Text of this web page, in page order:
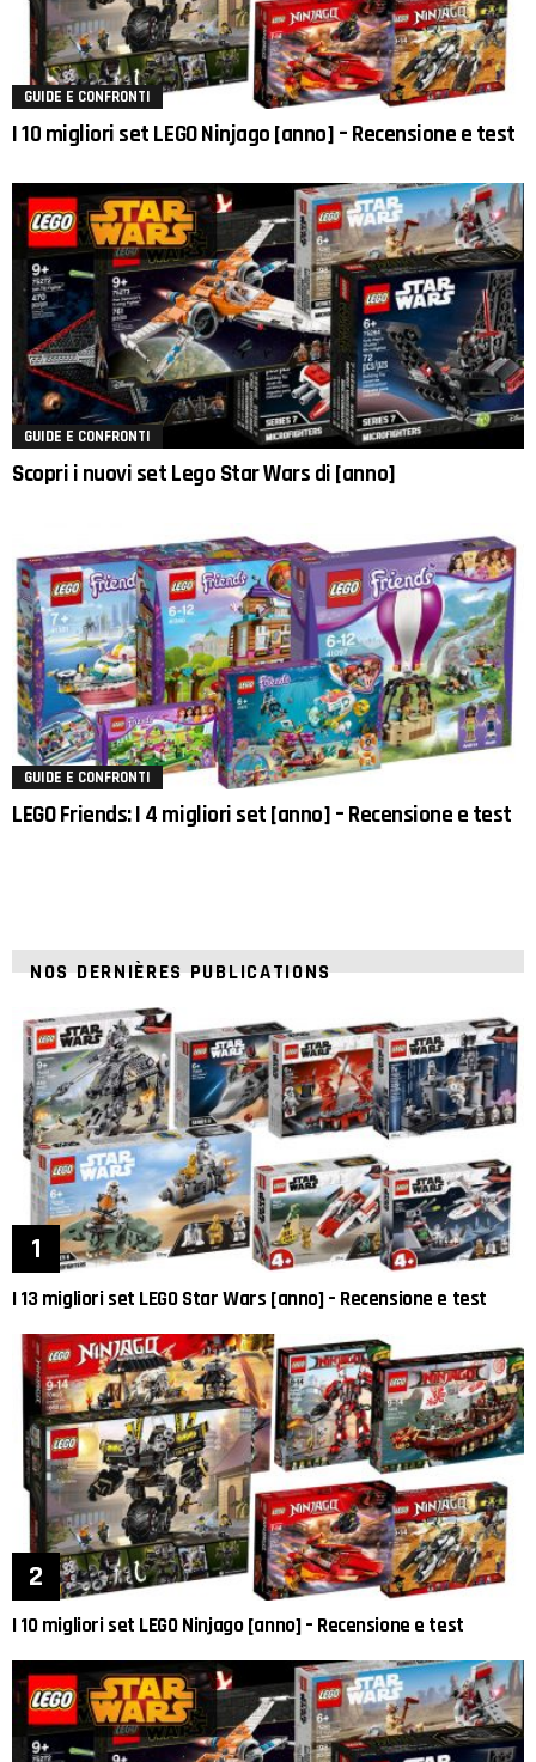
GUIDE E CONFRONTI
I 10 migliori set LEGO Ninjago [anno] – Recensione e test
GUIDE E CONFRONTI
Scopri i nuovi set Lego Star Wars di [anno]
GUIDE E CONFRONTI
LEGO Friends: I 4 migliori set [anno] – Recensione e test
NOS DERNIÈRES PUBLICATIONS
I 13 migliori set LEGO Star Wars [anno] – Recensione e test
I 10 migliori set LEGO Ninjago [anno] – Recensione e test